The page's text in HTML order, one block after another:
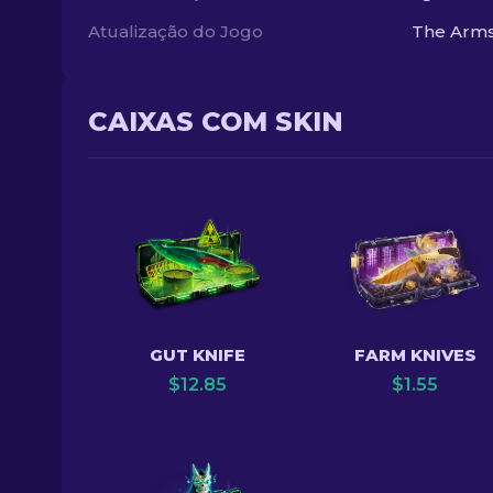
Atualização do Jogo
The
CAIXAS COM SKIN
GUT KNIFE
$12.85
FARM KNIVES
$1.55